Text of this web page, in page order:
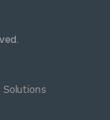
Solutions